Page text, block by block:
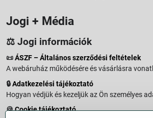
Jogi + Média
⚖️ Jogi információk
📜ÁSZF – Általános szerződési feltételek
A webáruház működésére és vásárlásra
🔒Adatkezelési tájékoztató
Hogyan védjük és kezeljük az Ön személyes
🍪Cookie tájékoztató